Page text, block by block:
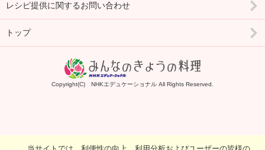
レシピ提供に関するお問い合わせ
トップ
Copyright(C) NHKエデュケーショナル All Rights Reserved.